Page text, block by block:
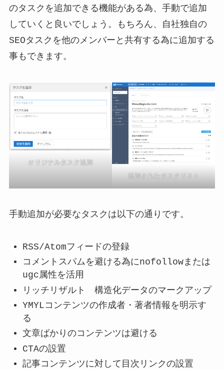
のタスクを追加できる機能がある為、手動で追加
していくと良いでしょう。もちろん、自社独自の
SEOタスクを他のメンバーと共有する為に追加する
事もできます。
オリジナルタスク追加
追加されたタスクリスト
手動追加が必要なタスクは以下の通りです。
RSS/Atomフィードの登録
コメントスパムを避ける為にnofollowまたは
ugc属性を活用
リッチリザルト 構造化データのマークアップ
YMYLコンテンツの作成者・著者情報を明示す
る
文章ばかりのコンテンツは避ける
CTAの設置
記事コンテンツに対して目次リンクの設置